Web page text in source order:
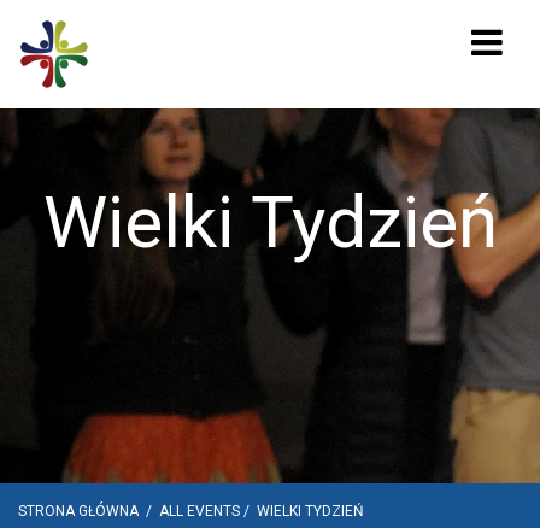
Wielki Tydzień
STRONA GŁÓWNA / ALL EVENTS / WIELKI TYDZIEŃ